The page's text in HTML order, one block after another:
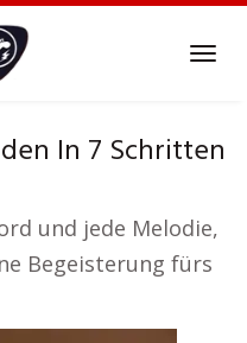
In 7 Schritten
und jede Melodie,
Begeisterung fürs